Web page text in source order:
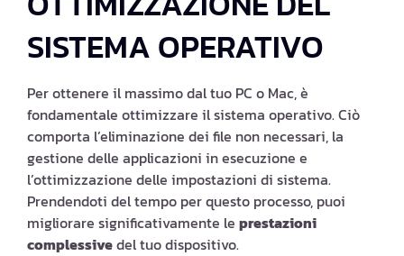
SISTEMA OPERATIVO
Per ottenere il massimo dal tuo PC o Mac, è
fondamentale ottimizzare il sistema operativo. Ciò
comporta l’eliminazione dei file non necessari, la
gestione delle applicazioni in esecuzione e
l’ottimizzazione delle impostazioni di sistema.
Prendendoti del tempo per questo processo, puoi
migliorare significativamente le prestazioni
complessivedel tuo dispositivo.